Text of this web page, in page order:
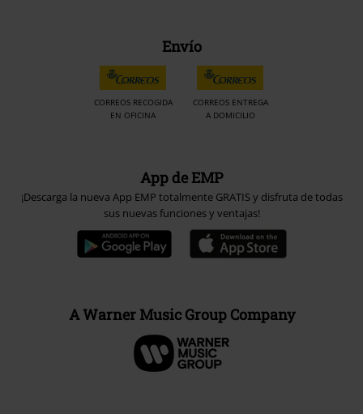
Envío
CORREOS RECOGIDA
EN OFICINA
CORREOS ENTREGA
A DOMICILIO
App de EMP
¡Descarga la nueva App EMP totalmente GRATIS y disfruta de todas
sus nuevas funciones y ventajas!
A Warner Music Group Company